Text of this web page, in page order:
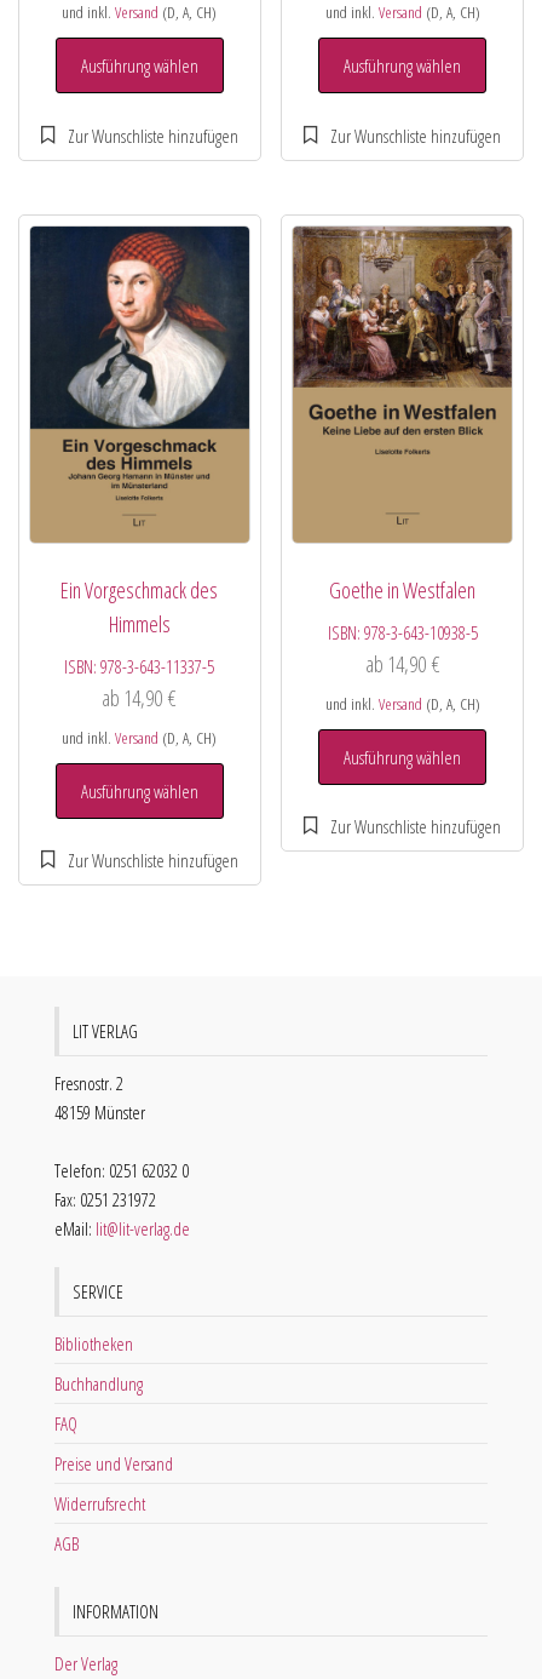
und inkl.Versand (D, A, CH)
Ausführung wählen
und inkl. Versand (D, A, CH)
Ausführung wählen
Ein Vorgeschmack des
Himmels
ISBN:978-3-643-11337-5
ab 14,90€
und inkl.Versand (D, A, CH)
Ausführung wählen
Goethe in Westfalen
ISBN: 978-3-643-10938-5
ab 14,90 €
und inkl. Versand (D, A, CH)
Ausführung wählen
LIT VERLAG
Fresnostr. 2
48159 Münster
Telefon: 0251 62032 0
Fax: 0251 231972
eMail: lit@lit-verlag.de
SERVICE
Bibliotheken
Buchhandlung
FAQ
Preise und Versand
Widerrufsrecht
AGB
INFORMATION
Der Verlag